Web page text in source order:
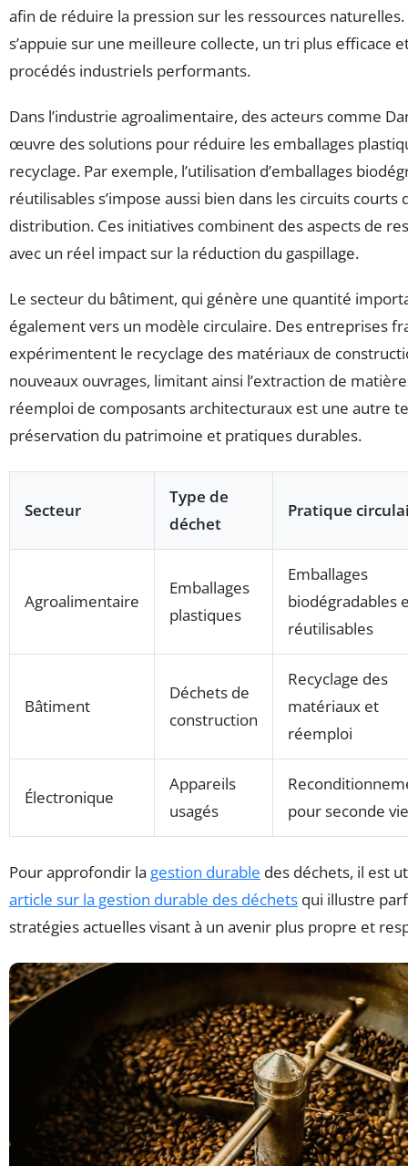
afin de réduire la pression sur les ressources
s’appuie sur une meilleure collecte, un tri plus efficace
procédés industriels performants.
Dans l’industrie agroalimentaire, des acteurs comme
œuvre des solutions pour réduire les emballages
recyclage. Par exemple, l’utilisation d’emballages
réutilisables s’impose aussi bien dans les circuits courts
distribution. Ces initiatives combinent des aspects de
avec un réel impact sur la réduction du gaspillage.
Le secteur du bâtiment, qui génère une quantité
également vers un modèle circulaire. Des entreprises
expérimentent le recyclage des matériaux de
nouveaux ouvrages, limitant ainsi l’extraction de
réemploi de composants architecturaux est une autre
préservation du patrimoine et pratiques durables.
Secteur
Type de
déchet
Pratique
Agroalimentaire
Emballages
plastiques
Emballages
biodégradables
réutilisables
Bâtiment
Déchets de
construction
Recyclage des
matériaux et
réemploi
Électronique
Appareils
usagés
pour seconde vie
Pour approfondir la gestion durable des déchets, il est
article sur la gestion durable des déchets qui illustre
stratégies actuelles visant à un avenir plus propre et